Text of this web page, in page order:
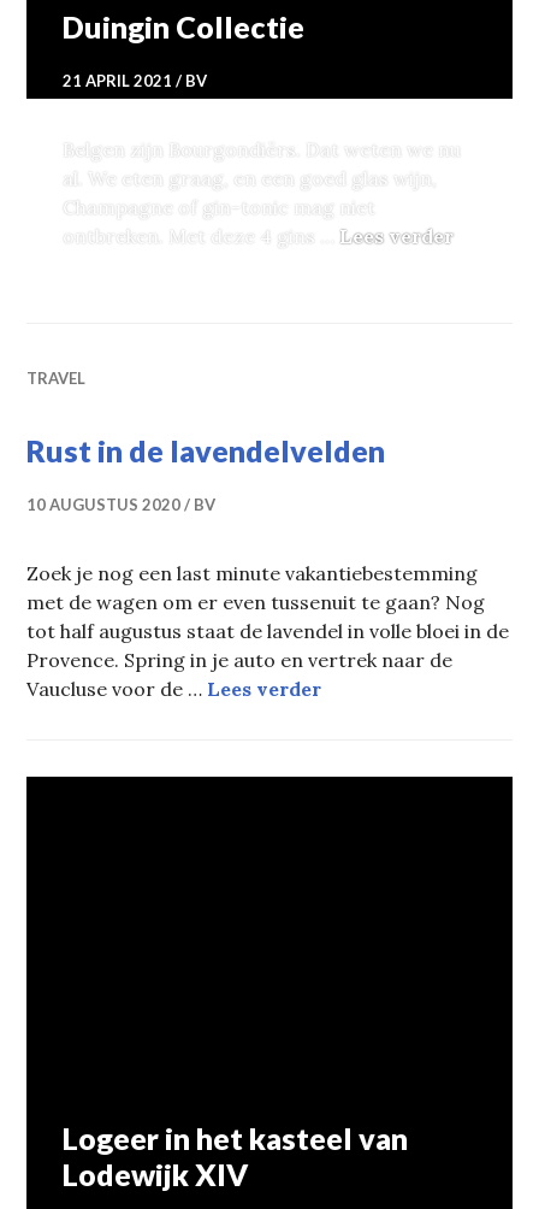
Duingin Collectie
21 APRIL 2021 BV
Belgen zijn Bourgondiërs. Dat weten we nu
al. We eten graag, en een goed glas wijn,
Champagne of gin-tonic mag niet
ontbreken. Met deze 4 gins …Lees verderDuingin
TRAVEL
Rust in de lavendelvelden
10 AUGUSTUS 2020 BV
Zoek je nog een last minute vakantiebestemming
met de wagen om er even tussenuit te gaan? Nog
tot half augustus staat de lavendel in volle bloei in de
Provence. Spring in je auto en vertrek naar de
Vaucluse voor de … Lees verderRust in de
Logeer in het kasteel van
Lodewijk XIV